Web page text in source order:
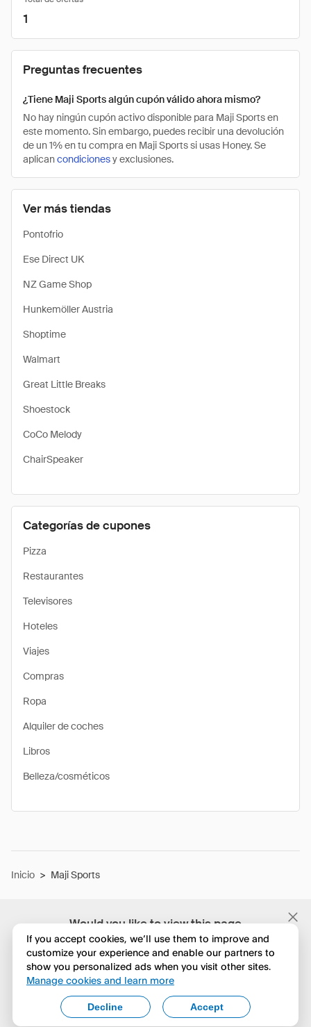
Would you like to view this page
in English?
No, seguir navegando
Yes, change to English
Ver más tiendas
Pontofrio
Ese Direct UK
NZ Game Shop
Hunkemöller Austria
Shoptime
Walmart
Great Little Breaks
Shoestock
CoCo Melody
ChairSpeaker
Categorías de cupones
Pizza
Restaurantes
Televisores
Hoteles
Viajes
Compras
Ropa
Alquiler de coches
Libros
Belleza/cosméticos
1
Preguntas frecuentes
¿Tiene Maji Sports algún cupón válido ahora mismo?
No hay ningún cupón activo disponible para Maji Sports en
este momento. Sin embargo, puedes recibir una devolución
de un 1% en tu compra en Maji Sports si usas Honey. Se
aplicancondicionesy exclusiones.
Inicio > Maji Sports
If you accept cookies, we’ll use them to improve and
customize your experience and enable our partners to
show you personalized ads when you visit other sites.
Manage cookies and learn more
Accept
Decline